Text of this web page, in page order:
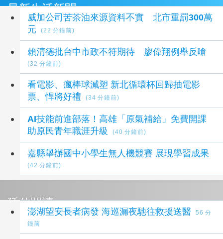
最新生活新聞
威加公司苦茶油來源資料不實 北市重罰300萬
元
(22 分鐘前)
賴清德批台中市政不符期待 廖偉翔例舉反嗆
(32 分鐘前)
看電影、瘋棒球減塑 新北循環杯回歸抽電影
票、悍將好禮
(34 分鐘前)
AI技能前進部落！高雄「原氣補給」免費開課
助原民青年職涯升級
(40 分鐘前)
嘉縣舉辦國中小學生無人機競賽 展現學習成果
(42 分鐘前)
延伸閱讀
澎湖望安長者病發 海巡漏夜馳往救援送醫
56 分
鐘前